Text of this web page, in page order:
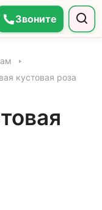
Звоните
кустовая роза